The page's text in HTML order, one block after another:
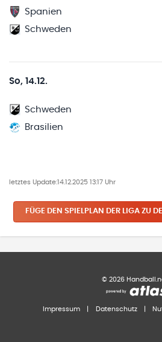
Spanien
Schweden
So, 14.12.
Schweden
Brasilien
letztes Update:14.12.2025 13:17 Uhr
FÜGE DEN SPIELPLAN DER LIGA ZU
© 2026
Impressum Datenschutz